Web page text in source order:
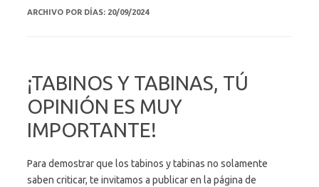
ARCHIVO POR DÍAS: 20/09/2024
¡TABINOS Y TABINAS, TÚ
OPINIÓN ES MUY
IMPORTANTE!
Para demostrar que los tabinos y tabinas no solamente
saben criticar, te invitamos a publicar en la página de